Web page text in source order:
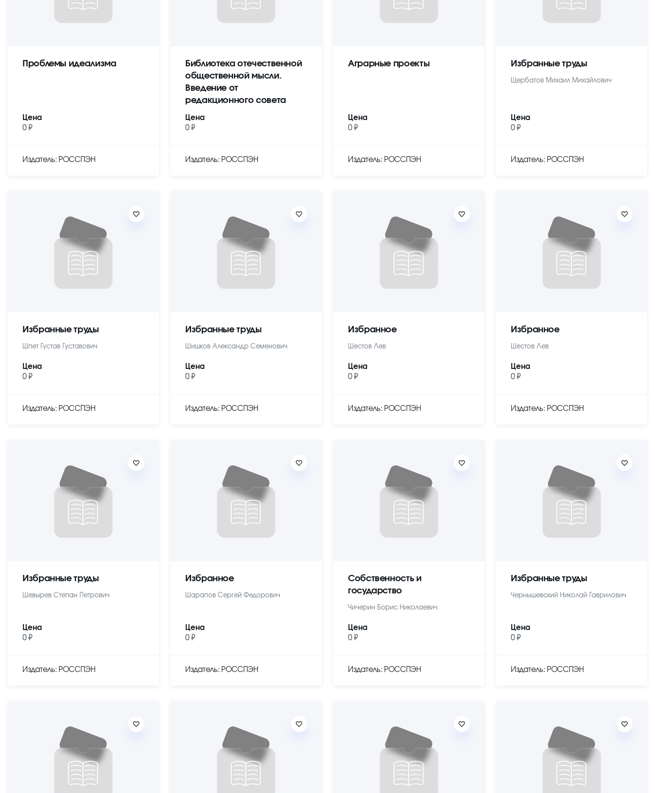
Проблемы идеализма
Цена
0 ₽
Издатель: РОССПЭН
Библиотека отечественной
общественной мысли.
Введение от
редакционного совета
Цена
0 ₽
Издатель: РОССПЭН
Аграрные проекты
Цена
0 ₽
Издатель: РОССПЭН
Избранные труды
Щербатов Михаил Михайлович
Цена
0 ₽
Издатель: РОССПЭН
Избранные труды
Шпет Густав Густавович
Цена
0 ₽
Издатель: РОССПЭН
Избранные труды
Шишков Александр Семенович
Цена
0 ₽
Издатель: РОССПЭН
Избранное
Шестов Лев
Цена
0 ₽
Издатель: РОССПЭН
Избранное
Шестов Лев
Цена
0 ₽
Издатель: РОССПЭН
Избранные труды
Шевырев Степан Петрович
Цена
0 ₽
Издатель: РОССПЭН
Избранное
Шарапов Сергей Федорович
Цена
0 ₽
Издатель: РОССПЭН
Собственность и
государство
Чичерин Борис Николаевич
Цена
0 ₽
Издатель: РОССПЭН
Избранные труды
Чернышевский Николай Гаврилович
Цена
0 ₽
Издатель: РОССПЭН